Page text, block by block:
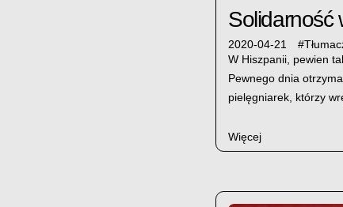
Solidarność
2020-04-21 #
W Hiszpanii, pewien
Pewnego dnia
pielęgniarek, którzy
Więcej